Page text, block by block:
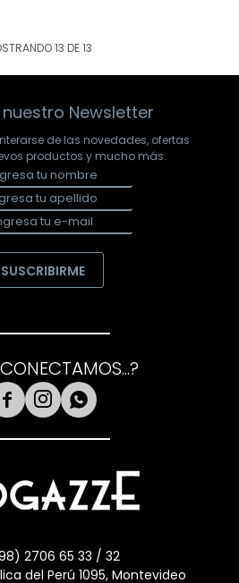
13 DE13
Newsletter
de las novedades, ofertas
productos y mucho más.
SUSCRIBIRME
  
2706 65 33 / 32
del Perú 1095, Montevideo